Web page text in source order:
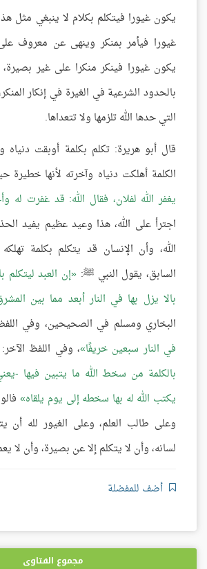
يكون غيورا فيتكلم بكلام لا ينبغي مثل
غيورا فيأمر بمنكر وينهى عن معروف
يكون غيورا فينكر منكرا على غير
بالحدود الشرعية في الغيرة في إنكار
التي حدها الله تلزمها ولا تتعداها.
قال أبو هريرة: تكلم بكلمة أوبقت دنياه
الكلمة أهلكت دنياه وآخرته لأنها خطيرة
يغفر الله لفلان، فقال الله: قد غفرت له
اجترأ على الله، هذا وعيد عظيم يفيد
الله، وأن الإنسان قد يتكلم بكلمة
السابق، يقول النبي ﷺ: إن العبد ليتكلم
بالا يزل بها في النار أبعد مما بين
البخاري ومسلم في الصحيحين، وفي
في النار سبعين خريفًا ، وفي اللفظ
بالكلمة من سخط الله ما يتبين فيها -
يكتب الله له بها سخطه إلى يوم يلقاه
وعلى طالب العلم، وعلى الغيور لله أن
لسانه، وأن لا يتكلم إلا عن بصيرة، وأن لا
أضف للمفضلة
مجموع الفتاوى